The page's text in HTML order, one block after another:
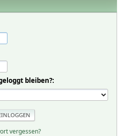
bleiben?:
vergessen?